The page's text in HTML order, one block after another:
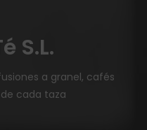
S.L.
a granel, cafés
cada taza